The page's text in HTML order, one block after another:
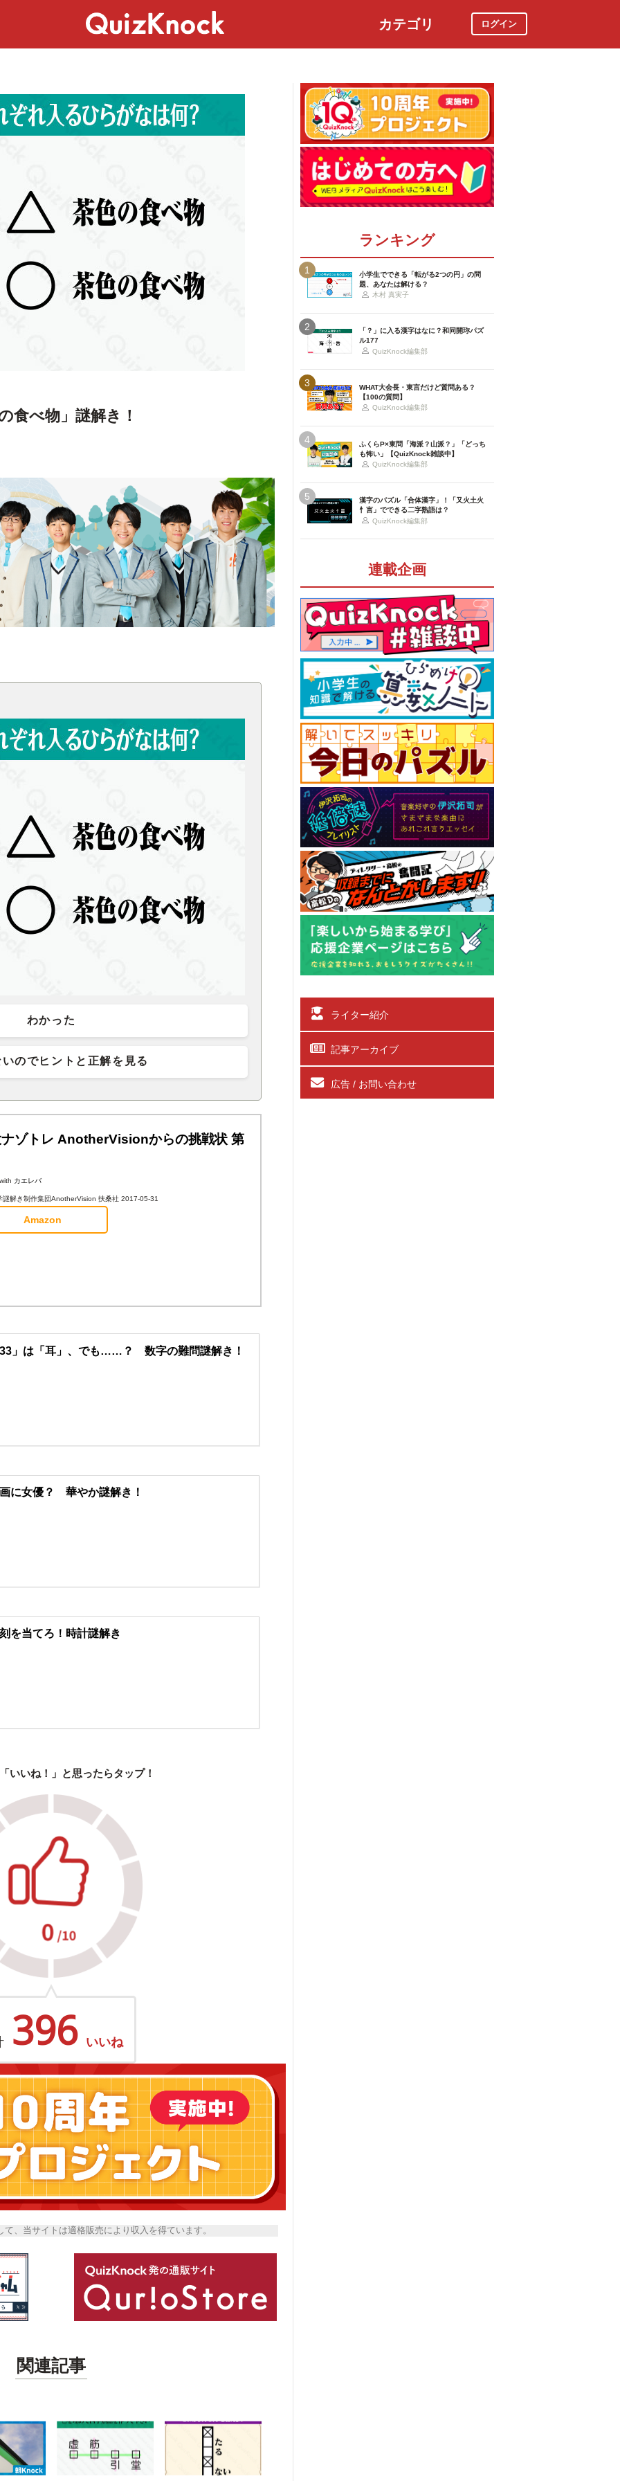
カテゴリ ログイン
べ物」謎解き！
わかった
のでヒントと正解を見る
ゾトレ AnotherVisionからの挑戦状 第
カエレバ
謎解き制作集団AnotherVision 扶桑社 2017-05-31
Amazon
」は「耳」、でも……？ 数字の難問謎解き！
に女優？ 華やか謎解き！
を当てろ！時計謎解き
いいね！」と思ったらタップ！
396 いいね
、当サイトは適格販売により収入を得ています。
関連記事
ランキング
1
小学生でできる「転がる2つの円」の問
題、あなたは解ける？
木村 真実子
2
「？」に入る漢字はなに？和同開珎パズ
ル177
QuizKnock編集部
3
WHAT大会長・東言だけど質問ある？
【100の質問】
QuizKnock編集部
4
ふくらP×東問「海派？山派？」「どっち
も怖い」【QuizKnock雑談中】
QuizKnock編集部
5
漢字のパズル「合体漢字」！「又火土火
忄言」でできる二字熟語は？
QuizKnock編集部
連載企画
ライター紹介
記事アーカイブ
広告 / お問い合わせ